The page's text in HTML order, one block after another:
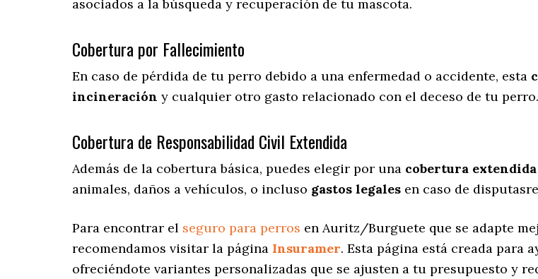
asociados a la búsqueda y recuperación de tu mascota.
Cobertura por Fallecimiento
En caso de pérdida de tu perro debido a una enfermedad o accidente, esta
incineración y cualquier otro gasto relacionado con el deceso de tu perro.
Cobertura de Responsabilidad Civil Extendida
Además de la cobertura básica, puedes elegir por una cobertura extendida
animales, daños a vehículos, o incluso gastos legales en caso de
Para encontrar el seguro para perros en Auritz/Burguete que se adapte
recomendamos visitar la página Insuramer. Esta página está creada para
ofreciéndote variantes personalizadas que se ajusten a tu presupuesto y